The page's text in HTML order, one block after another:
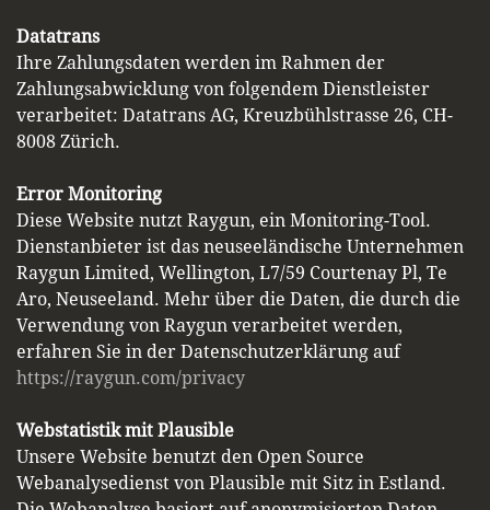
Datatrans
Ihre Zahlungsdaten werden im Rahmen der
Zahlungsabwicklung von folgendem Dienstleister
verarbeitet: Datatrans AG, Kreuzbühlstrasse 26, CH-
8008 Zürich.
Error Monitoring
Diese Website nutzt Raygun, ein Monitoring-Tool.
Dienstanbieter ist das neuseeländische Unternehmen
Raygun Limited, Wellington, L7/59 Courtenay Pl, Te
Aro, Neuseeland. Mehr über die Daten, die durch die
Verwendung von Raygun verarbeitet werden,
erfahren Sie in der Datenschutzerklärung auf
https://raygun.com/privacy
Webstatistik mit Plausible
Unsere Website benutzt den Open Source
Webanalysedienst von Plausible mit Sitz in Estland.